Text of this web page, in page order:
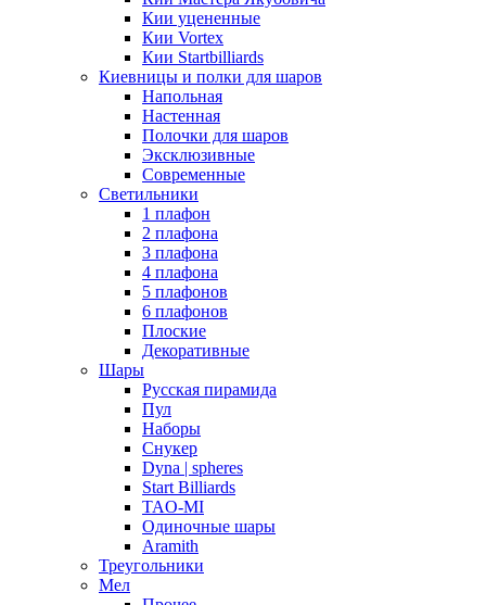
Кии уцененные
Кии Vortex
Кии Startbilliards
Киевницы и полки для шаров
Напольная
Настенная
Полочки для шаров
Эксклюзивные
Современные
Светильники
1 плафон
2 плафона
3 плафона
4 плафона
5 плафонов
6 плафонов
Плоские
Декоративные
Шары
Русская пирамида
Пул
Наборы
Снукер
Dyna | spheres
Start Billiards
TAO-MI
Одиночные шары
Aramith
Треугольники
Мел